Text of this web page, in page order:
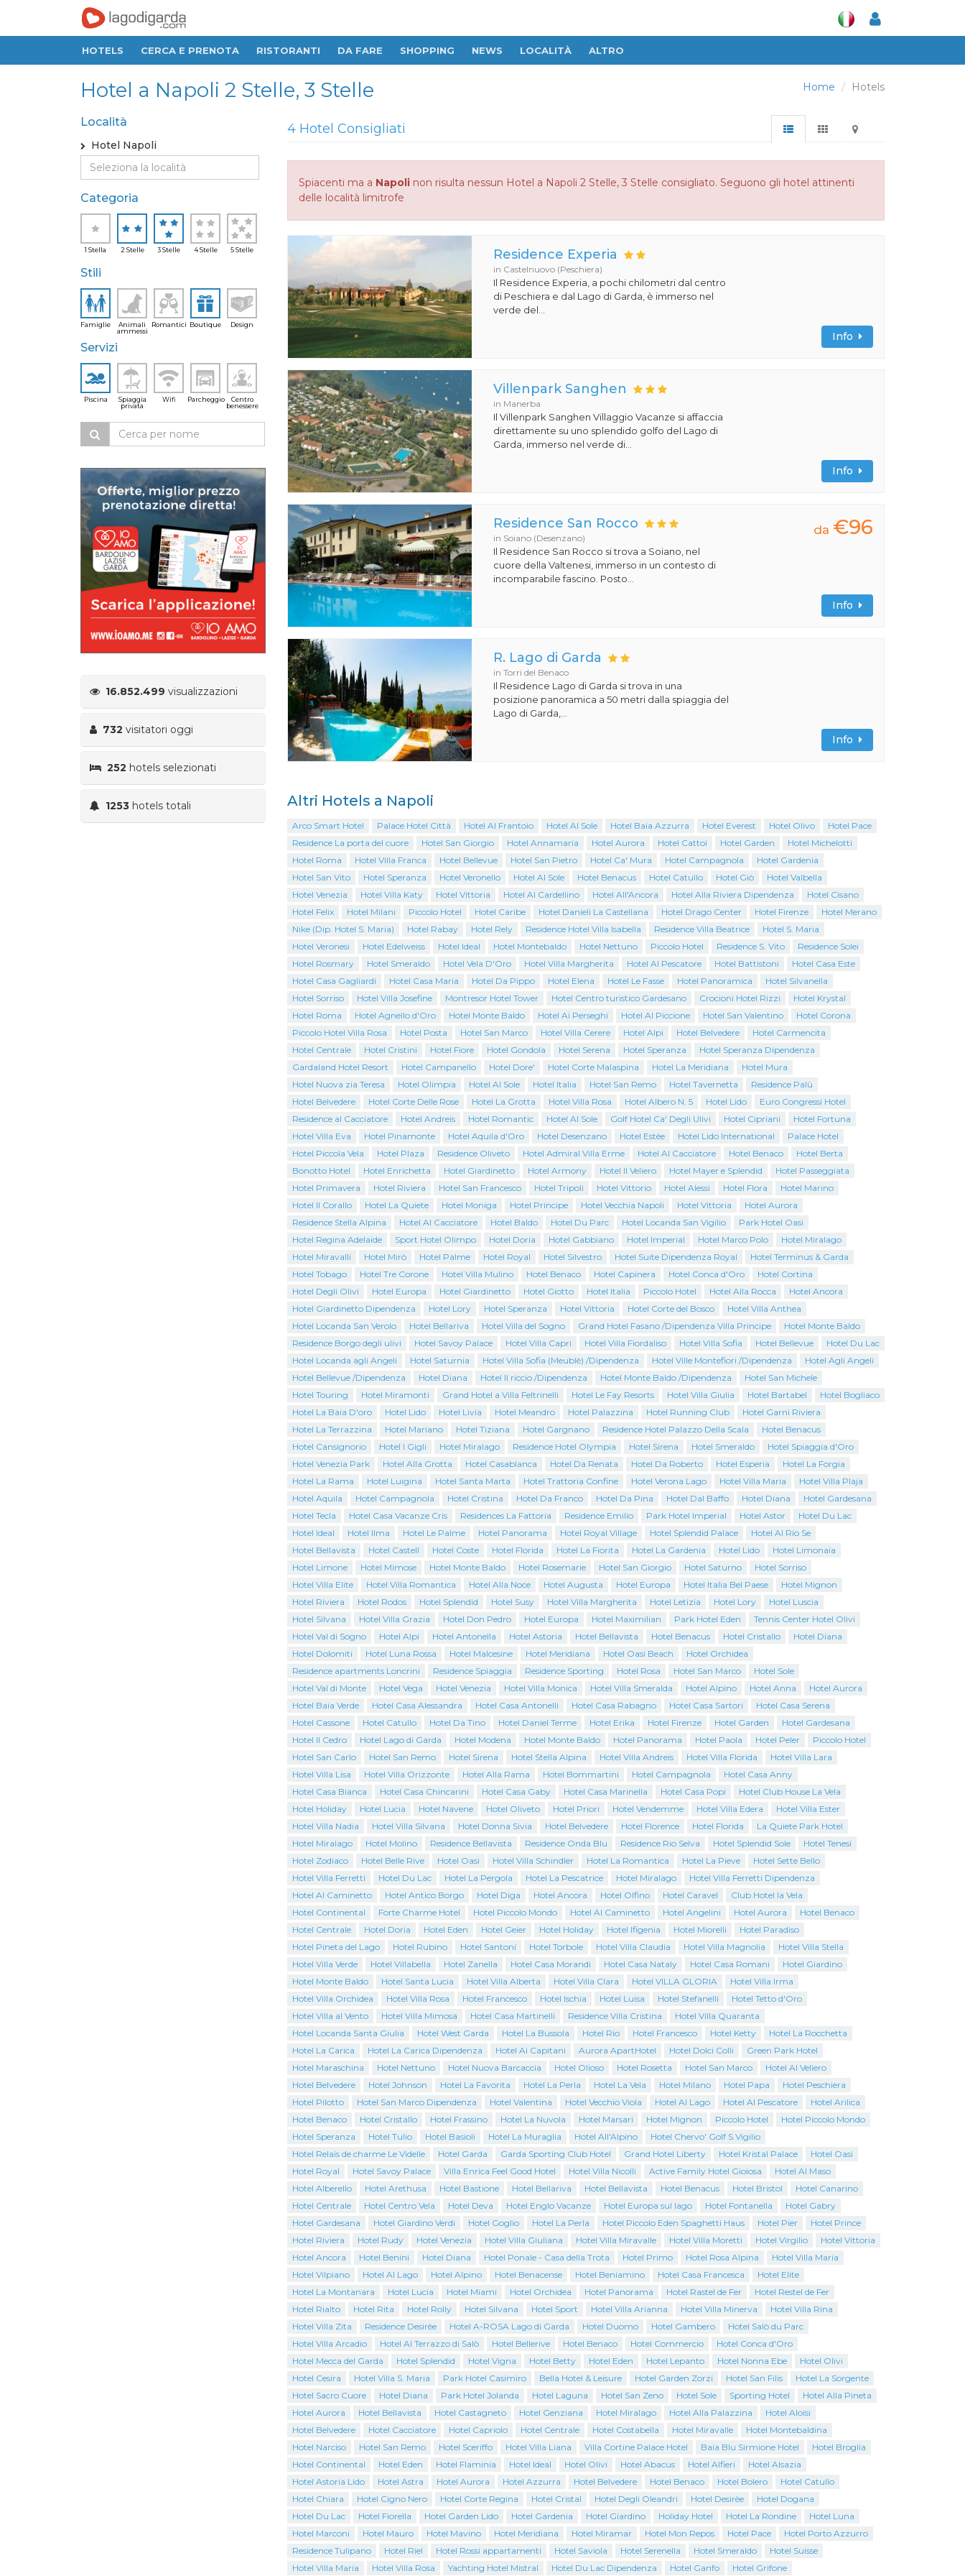
HOTELS CERCA E PRENOTA RISTORANTI DA FARE SHOPPING NEWS LOCALITÀ ALTRO
Home Hotels
Hotel a Napoli 2 Stelle, 3 Stelle
Località
Hotel Napoli
Categoria
1 Stella 2 Stelle 3 Stelle 4 Stelle 5 Stelle
Stili
Famiglie
Animali
ammessi
Romantici Boutique Design
Servizi
Piscina
Spiaggia
privata
Wifi Parcheggio
Centro
benessere
16.852.499 visualizzazioni
732 visitatori oggi
252 hotels selezionati
1253 hotels totali
4 Hotel Consigliati
Spiacenti ma a Napolinon risulta nessun Hotel a Napoli 2 Stelle, 3 Stelle consigliato. Seguono gli hotel attinenti
delle località limitrofe
Residence Experia
in Castelnuovo (Peschiera)
Il Residence Experia, a pochi chilometri dal centro
di Peschiera e dal Lago di Garda, è immerso nel
verde del...
Info
Villenpark Sanghen
in Manerba
Il Villenpark Sanghen Villaggio Vacanze si affaccia
direttamente su uno splendido golfo del Lago di
Garda, immerso nel verde di...
Info
Residence San Rocco
in Soiano (Desenzano)
Il Residence San Rocco si trova a Soiano, nel
cuore della Valtenesi, immerso in un contesto di
incomparabile fascino. Posto...
da €96
Info
R. Lago di Garda
in Torri del Benaco
Il Residence Lago di Garda si trova in una
posizione panoramica a 50 metri dalla spiaggia del
Lago di Garda,...
Info
Altri Hotels a Napoli
Arco Smart Hotel Palace Hotel Città Hotel Al Frantoio Hotel Al Sole Hotel Baia Azzurra Hotel Everest Hotel Olivo
Hotel Pace
Residence La porta del cuore
Hotel San Giorgio Hotel Annamaria Hotel Aurora Hotel Cattoi Hotel Garden
Hotel Michelotti
Hotel Roma
Hotel Villa Franca Hotel Bellevue Hotel San Pietro Hotel Ca' Mura Hotel Campagnola
Hotel Gardenia
Hotel San Vito
Hotel Speranza Hotel Veronello Hotel Al Sole Hotel Benacus Hotel Catullo Hotel Giò
Hotel Valbella
Hotel Venezia
Hotel Villa Katy Hotel Vittoria Hotel Al Cardellino Hotel All'Ancora Hotel Alla Riviera Dipendenza
Hotel Cisano
Hotel Felix
Hotel Milani Piccolo Hotel Hotel Caribe Hotel Danieli La Castellana Hotel Drago Center Hotel Firenze
Hotel Merano
Nike (Dip. Hotel S. Maria)
Hotel Rabay Hotel Rely Residence Hotel Villa Isabella Residence Villa Beatrice
Hotel S. Maria
Hotel Veronesi
Hotel Edelweiss Hotel Ideal Hotel Montebaldo Hotel Nettuno Piccolo Hotel Residence S. Vito
Residence Solei
Hotel Rosmary
Hotel Smeraldo Hotel Vela D'Oro Hotel Villa Margherita Hotel Al Pescatore Hotel Battistoni
Hotel Casa Este
Hotel Casa Gagliardi
Hotel Casa Maria Hotel Da Pippo Hotel Elena Hotel Le Fasse Hotel Panoramica
Hotel Silvanella
Hotel Sorriso
Hotel Villa Josefine Montresor Hotel Tower Hotel Centro turistico Gardesano Crocioni Hotel Rizzi
Hotel Krystal
Hotel Roma
Hotel Agnello d'Oro Hotel Monte Baldo Hotel Ai Perseghi Hotel Al Piccione Hotel San Valentino
Hotel Corona
Piccolo Hotel Villa Rosa
Hotel Posta Hotel San Marco Hotel Villa Cerere Hotel Alpi Hotel Belvedere
Hotel Carmencita
Hotel Centrale
Hotel Cristini Hotel Fiore Hotel Gondola Hotel Serena Hotel Speranza
Hotel Speranza Dipendenza
Gardaland Hotel Resort
Hotel Campanello Hotel Dore' Hotel Corte Malaspina Hotel La Meridiana
Hotel Mura
Hotel Nuova zia Teresa
Hotel Olimpia Hotel Al Sole Hotel Italia Hotel San Remo Hotel Tavernetta
Residence Palù
Hotel Belvedere
Hotel Corte Delle Rose Hotel La Grotta Hotel Villa Rosa Hotel Albero N. 5 Hotel Lido
Euro Congressi Hotel
Residence al Cacciatore
Hotel Andreis Hotel Romantic Hotel Al Sole Golf Hotel Ca' Degli Ulivi Hotel Cipriani
Hotel Fortuna
Hotel Villa Eva
Hotel Pinamonte Hotel Aquila d'Oro Hotel Desenzano Hotel Estée Hotel Lido International
Palace Hotel
Hotel Piccola Vela
Hotel Plaza Residence Oliveto Hotel Admiral Villa Erme Hotel Al Cacciatore Hotel Benaco
Hotel Berta
Bonotto Hotel
Hotel Enrichetta Hotel Giardinetto Hotel Armony Hotel Il Veliero Hotel Mayer e Splendid
Hotel Passeggiata
Hotel Primavera
Hotel Riviera Hotel San Francesco Hotel Tripoli Hotel Vittorio Hotel Alessi Hotel Flora
Hotel Marino
Hotel Il Corallo
Hotel La Quiete Hotel Moniga Hotel Principe Hotel Vecchia Napoli Hotel Vittoria
Hotel Aurora
Residence Stella Alpina
Hotel Al Cacciatore Hotel Baldo Hotel Du Parc Hotel Locanda San Vigilio
Park Hotel Oasi
Hotel Regina Adelaide
Sport Hotel Olimpo Hotel Doria Hotel Gabbiano Hotel Imperial Hotel Marco Polo
Hotel Miralago
Hotel Miravalli
Hotel Mirò Hotel Palme Hotel Royal Hotel Silvestro Hotel Suite Dipendenza Royal
Hotel Terminus & Garda
Hotel Tobago
Hotel Tre Corone Hotel Villa Mulino Hotel Benaco Hotel Capinera Hotel Conca d'Oro
Hotel Cortina
Hotel Degli Olivi
Hotel Europa Hotel Giardinetto Hotel Giotto Hotel Italia Piccolo Hotel Hotel Alla Rocca
Hotel Ancora
Hotel Giardinetto Dipendenza
Hotel Lory Hotel Speranza Hotel Vittoria Hotel Corte del Bosco
Hotel Villa Anthea
Hotel Locanda San Verolo
Hotel Bellariva Hotel Villa del Sogno Grand Hotel Fasano /Dipendenza Villa Principe
Hotel Monte Baldo
Residence Borgo degli ulivi
Hotel Savoy Palace Hotel Villa Capri Hotel Villa Fiordaliso Hotel Villa Sofia Hotel Bellevue
Hotel Du Lac
Hotel Locanda agli Angeli
Hotel Saturnia Hotel Villa Sofia (Meublè) /Dipendenza Hotel Ville Montefiori /Dipendenza
Hotel Agli Angeli
Hotel Bellevue /Dipendenza
Hotel Diana Hotel Il riccio /Dipendenza Hotel Monte Baldo /Dipendenza
Hotel San Michele
Hotel Touring
Hotel Miramonti Grand Hotel a Villa Feltrinelli Hotel Le Fay Resorts Hotel Villa Giulia Hotel Bartabel
Hotel Bogliaco
Hotel La Baia D'oro
Hotel Lido Hotel Livia Hotel Meandro Hotel Palazzina Hotel Running Club
Hotel Garni Riviera
Hotel La Terrazzina
Hotel Mariano Hotel Tiziana Hotel Gargnano Residence Hotel Palazzo Della Scala
Hotel Benacus
Hotel Cansignorio
Hotel I Gigli Hotel Miralago Residence Hotel Olympia Hotel Sirena Hotel Smeraldo
Hotel Spiaggia d'Oro
Hotel Venezia Park
Hotel Alla Grotta Hotel Casablanca Hotel Da Renata Hotel Da Roberto Hotel Esperia
Hotel La Forgia
Hotel La Rama
Hotel Luigina Hotel Santa Marta Hotel Trattoria Confine Hotel Verona Lago Hotel Villa Maria
Hotel Villa Plaja
Hotel Aquila
Hotel Campagnola Hotel Cristina Hotel Da Franco Hotel Da Pina Hotel Dal Baffo Hotel Diana
Hotel Gardesana
Hotel Tecla
Hotel Casa Vacanze Cris Residences La Fattoria Residence Emilio Park Hotel Imperial Hotel Astor
Hotel Du Lac
Hotel Ideal
Hotel Ilma Hotel Le Palme Hotel Panorama Hotel Royal Village Hotel Splendid Palace
Hotel Al Rio Se
Hotel Bellavista
Hotel Castell Hotel Coste Hotel Florida Hotel La Fiorita Hotel La Gardenia Hotel Lido
Hotel Limonaia
Hotel Limone
Hotel Mimose Hotel Monte Baldo Hotel Rosemarie Hotel San Giorgio Hotel Saturno
Hotel Sorriso
Hotel Villa Elite
Hotel Villa Romantica Hotel Alla Noce Hotel Augusta Hotel Europa Hotel Italia Bel Paese
Hotel Mignon
Hotel Riviera
Hotel Rodos Hotel Splendid Hotel Susy Hotel Villa Margherita Hotel Letizia Hotel Lory
Hotel Luscia
Hotel Silvana
Hotel Villa Grazia Hotel Don Pedro Hotel Europa Hotel Maximilian Park Hotel Eden
Tennis Center Hotel Olivi
Hotel Val di Sogno
Hotel Alpi Hotel Antonella Hotel Astoria Hotel Bellavista Hotel Benacus Hotel Cristallo
Hotel Diana
Hotel Dolomiti
Hotel Luna Rossa Hotel Malcesine Hotel Meridiana Hotel Oasi Beach
Hotel Orchidea
Residence apartments Loncrini
Residence Spiaggia Residence Sporting Hotel Rosa Hotel San Marco
Hotel Sole
Hotel Val di Monte
Hotel Vega Hotel Venezia Hotel Villa Monica Hotel Villa Smeralda Hotel Alpino Hotel Anna
Hotel Aurora
Hotel Baia Verde
Hotel Casa Alessandra Hotel Casa Antonelli Hotel Casa Rabagno Hotel Casa Sartori
Hotel Casa Serena
Hotel Cassone
Hotel Catullo Hotel Da Tino Hotel Daniel Terme Hotel Erika Hotel Firenze Hotel Garden
Hotel Gardesana
Hotel Il Cedro
Hotel Lago di Garda Hotel Modena Hotel Monte Baldo Hotel Panorama Hotel Paola Hotel Peler
Piccolo Hotel
Hotel San Carlo
Hotel San Remo Hotel Sirena Hotel Stella Alpina Hotel Villa Andreis Hotel Villa Florida
Hotel Villa Lara
Hotel Villa Lisa
Hotel Villa Orizzonte Hotel Alla Rama Hotel Bommartini Hotel Campagnola
Hotel Casa Anny
Hotel Casa Bianca
Hotel Casa Chincarini Hotel Casa Gaby Hotel Casa Marinella Hotel Casa Popi
Hotel Club House La Vela
Hotel Holiday
Hotel Lucia Hotel Navene Hotel Oliveto Hotel Priori Hotel Vendemme Hotel Villa Edera
Hotel Villa Ester
Hotel Villa Nadia
Hotel Villa Silvana Hotel Donna Sivia Hotel Belvedere Hotel Florence Hotel Florida
La Quiete Park Hotel
Hotel Miralago
Hotel Molino Residence Bellavista Residence Onda Blu Residence Rio Selva Hotel Splendid Sole
Hotel Tenesi
Hotel Zodiaco
Hotel Belle Rive Hotel Oasi Hotel Villa Schindler Hotel La Romantica Hotel La Pieve
Hotel Sette Bello
Hotel Villa Ferretti
Hotel Du Lac Hotel La Pergola Hotel La Pescatrice Hotel Miralago
Hotel Villa Ferretti Dipendenza
Hotel Al Caminetto
Hotel Antico Borgo Hotel Diga Hotel Ancora Hotel Olfino Hotel Caravel
Club Hotel la Vela
Hotel Continental
Forte Charme Hotel Hotel Piccolo Mondo Hotel Al Caminetto Hotel Angelini Hotel Aurora
Hotel Benaco
Hotel Centrale
Hotel Doria Hotel Eden Hotel Geier Hotel Holiday Hotel Ifigenia Hotel Miorelli
Hotel Paradiso
Hotel Pineta del Lago
Hotel Rubino Hotel Santoni Hotel Torbole Hotel Villa Claudia Hotel Villa Magnolia
Hotel Villa Stella
Hotel Villa Verde
Hotel Villabella Hotel Zanella Hotel Casa Morandi Hotel Casa Nataly Hotel Casa Romani
Hotel Giardino
Hotel Monte Baldo
Hotel Santa Lucia Hotel Villa Alberta Hotel Villa Clara Hotel VILLA GLORIA
Hotel Villa Irma
Hotel Villa Orchidea
Hotel Villa Rosa Hotel Francesco Hotel Ischia Hotel Luisa Hotel Stefanelli
Hotel Tetto d'Oro
Hotel Villa al Vento
Hotel Villa Mimosa Hotel Casa Martinelli Residence Villa Cristina
Hotel Villa Quaranta
Hotel Locanda Santa Giulia
Hotel West Garda Hotel La Bussola Hotel Rio Hotel Francesco Hotel Ketty
Hotel La Rocchetta
Hotel La Carica
Hotel La Carica Dipendenza Hotel Ai Capitani Aurora ApartHotel Hotel Dolci Colli
Green Park Hotel
Hotel Maraschina
Hotel Nettuno Hotel Nuova Barcaccia Hotel Olioso Hotel Rosetta Hotel San Marco
Hotel Al Veliero
Hotel Belvedere
Hotel Johnson Hotel La Favorita Hotel La Perla Hotel La Vela Hotel Milano Hotel Papa
Hotel Peschiera
Hotel Pilotto
Hotel San Marco Dipendenza Hotel Valentina Hotel Vecchio Viola Hotel Al Lago Hotel Al Pescatore
Hotel Arilica
Hotel Benaco
Hotel Cristallo Hotel Frassino Hotel La Nuvola Hotel Marsari Hotel Mignon Piccolo Hotel
Hotel Piccolo Mondo
Hotel Speranza
Hotel Tulio Hotel Basioli Hotel La Muraglia Hotel All'Alpino
Hotel Chervo' Golf S.Vigilio
Hotel Relais de charme Le Videlle
Hotel Garda Garda Sporting Club Hotel Grand Hotel Liberty Hotel Kristal Palace
Hotel Oasi
Hotel Royal
Hotel Savoy Palace Villa Enrica Feel Good Hotel Hotel Villa Nicolli Active Family Hotel Gioiosa
Hotel Al Maso
Hotel Alberello
Hotel Arethusa Hotel Bastione Hotel Bellariva Hotel Bellavista Hotel Benacus Hotel Bristol
Hotel Canarino
Hotel Centrale
Hotel Centro Vela Hotel Deva Hotel Englo Vacanze Hotel Europa sul lago Hotel Fontanella
Hotel Gabry
Hotel Gardesana
Hotel Giardino Verdi Hotel Goglio Hotel La Perla Hotel Piccolo Eden Spaghetti Haus Hotel Pier
Hotel Prince
Hotel Riviera
Hotel Rudy Hotel Venezia Hotel Villa Giuliana Hotel Villa Miravalle Hotel Villa Moretti Hotel Virgilio
Hotel Vittoria
Hotel Ancora
Hotel Benini Hotel Diana Hotel Ponale - Casa della Trota Hotel Primo Hotel Rosa Alpina
Hotel Villa Maria
Hotel Vilpiano
Hotel Al Lago Hotel Alpino Hotel Benacense Hotel Beniamino Hotel Casa Francesca
Hotel Elite
Hotel La Montanara
Hotel Lucia Hotel Miami Hotel Orchidea Hotel Panorama Hotel Rastel de Fer
Hotel Restel de Fer
Hotel Rialto
Hotel Rita Hotel Rolly Hotel Silvana Hotel Sport Hotel Villa Arianna Hotel Villa Minerva
Hotel Villa Rina
Hotel Villa Zita
Residence Desirèe Hotel A-ROSA Lago di Garda Hotel Duomo Hotel Gambero
Hotel Salò du Parc
Hotel Villa Arcadio
Hotel Al Terrazzo di Salò Hotel Bellerive Hotel Benaco Hotel Commercio
Hotel Conca d'Oro
Hotel Mecca del Garda
Hotel Splendid Hotel Vigna Hotel Betty Hotel Eden Hotel Lepanto Hotel Nonna Ebe
Hotel Olivi
Hotel Cesira
Hotel Villa S. Maria Park Hotel Casimiro Bella Hotel & Leisure Hotel Garden Zorzi Hotel San Filis
Hotel La Sorgente
Hotel Sacro Cuore
Hotel Diana Park Hotel Jolanda Hotel Laguna Hotel San Zeno Hotel Sole Sporting Hotel
Hotel Alla Pineta
Hotel Aurora
Hotel Bellavista Hotel Castagneto Hotel Genziana Hotel Miralago Hotel Alla Palazzina
Hotel Aloisi
Hotel Belvedere
Hotel Cacciatore Hotel Capriolo Hotel Centrale Hotel Costabella Hotel Miravalle
Hotel Montebaldina
Hotel Narciso
Hotel San Remo Hotel Sceriffo Hotel Villa Liana Villa Cortine Palace Hotel Baia Blu Sirmione Hotel
Hotel Broglia
Hotel Continental
Hotel Eden Hotel Flaminia Hotel Ideal Hotel Olivi Hotel Abacus Hotel Alfieri
Hotel Alsazia
Hotel Astoria Lido
Hotel Astra Hotel Aurora Hotel Azzurra Hotel Belvedere Hotel Benaco Hotel Bolero
Hotel Catullo
Hotel Chiara
Hotel Cigno Nero Hotel Corte Regina Hotel Cristal Hotel Degli Oleandri Hotel Desirèe
Hotel Dogana
Hotel Du Lac
Hotel Fiorella Hotel Garden Lido Hotel Gardenia Hotel Giardino Holiday Hotel Hotel La Rondine
Hotel Luna
Hotel Marconi
Hotel Mauro Hotel Mavino Hotel Meridiana Hotel Miramar Hotel Mon Repos Hotel Pace
Hotel Porto Azzurro
Residence Tulipano
Hotel Riel Hotel Rossi appartamenti Hotel Saviola Hotel Serenella Hotel Smeraldo
Hotel Suisse
Hotel Villa Maria
Hotel Villa Rosa Yachting Hotel Mistral Hotel Du Lac Dipendenza Hotel Ganfo Hotel Grifone